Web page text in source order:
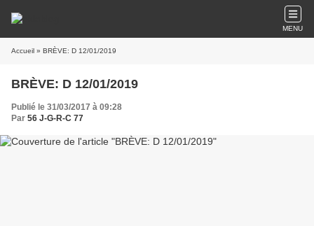
MENU
Accueil » BRÈVE: D 12/01/2019
BRÈVE: D 12/01/2019
Publié le 31/03/2017 à 09:28
Par 56 J-G-R-C 77